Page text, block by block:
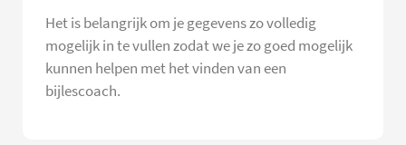
Het is belangrijk om je gegevens zo volledig
mogelijk in te vullen zodat we je zo goed mogelijk
kunnen helpen met het vinden van een
bijlescoach.